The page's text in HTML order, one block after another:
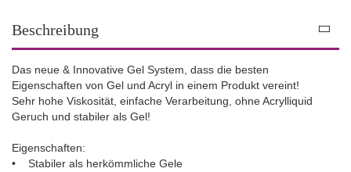
Beschreibung
Das neue & Innovative Gel System, dass die besten
Eigenschaften von Gel und Acryl in einem Produkt vereint!
Sehr hohe Viskosität, einfache Verarbeitung, ohne Acrylliquid
Geruch und stabiler als Gel!
Eigenschaften:
• Stabiler als herkömmliche Gele